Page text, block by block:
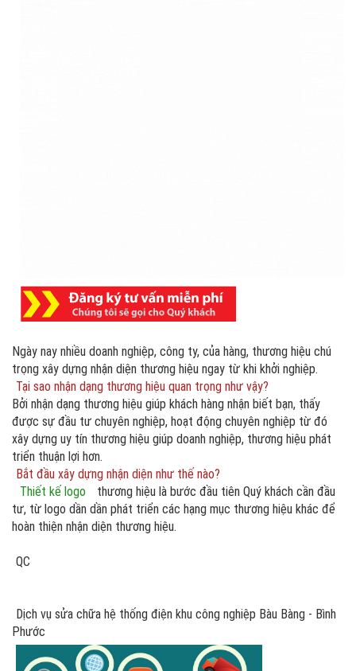
Ngày nay nhiều doanh nghiệp, công ty, của hàng, thương hiệu chú
trọng xây dựng nhận diện thương hiệu ngay từ khi khởi nghiệp.
Tại sao nhận dạng thương hiệu quan trọng như vậy?
Bởi nhận dạng thương hiệu giúp khách hàng nhận biết bạn, thấy
được sự đầu tư chuyên nghiệp, hoạt động chuyên nghiệp từ đó
xây dựng uy tín thương hiệu giúp doanh nghiệp, thương hiệu phát
triển thuận lợi hơn.
Bắt đầu xây dựng nhận diện như thế nào?
Thiết kế logo
thương hiệu là bước đầu tiên Quý khách cần đầu
tư, từ logo dần dần phát triển các hạng mục thương hiệu khác để
hoàn thiện nhận diện thương hiệu.
QC
Dịch vụ sửa chữa hệ thống điện khu công nghiệp Bàu Bàng - Bình
Phước